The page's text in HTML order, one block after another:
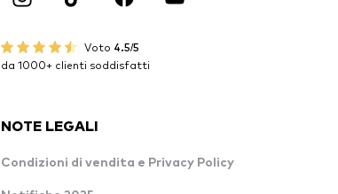
Voto 4.5/5
da 1000+ clienti soddisfatti
NOTE LEGALI
Condizioni di vendita e Privacy Policy